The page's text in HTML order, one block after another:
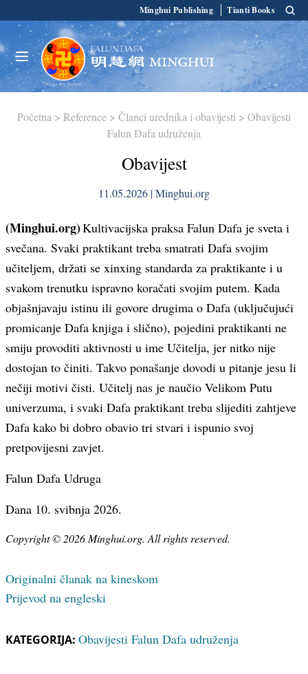
Minghui Publishing Tianti Books
Početna > Reference > Članci urednika i obavijesti > Obavijesti
Falun Dafa udruženja
Obavijest
11.05.2026 | Minghui.org
(Minghui.org)Kultivacijska praksa Falun Dafa je sveta i
svečana. Svaki praktikant treba smatrati Dafa svojim
učiteljem, držati se xinxing standarda za praktikante i u
svakom trenutku ispravno koračati svojim putem. Kada
objašnjavaju istinu ili govore drugima o Dafa (uključujući
promicanje Dafa knjiga i slično), pojedini praktikanti ne
smiju provoditi aktivnosti u ime Učitelja, jer nitko nije
dostojan to činiti. Takvo ponašanje dovodi u pitanje jesu li
nečiji motivi čisti. Učitelj nas je naučio Velikom Putu
univerzuma, i svaki Dafa praktikant treba slijediti zahtjeve
Dafa kako bi dobro obavio tri stvari i ispunio svoj
pretpovijesni zavjet.
Falun Dafa Udruga
Dana 10. svibnja 2026.
Copyright © 2026 Minghui.org. All rights reserved.
Originalni članak na kineskom
Prijevod na engleski
KATEGORIJA: Obavijesti Falun Dafa udruženja